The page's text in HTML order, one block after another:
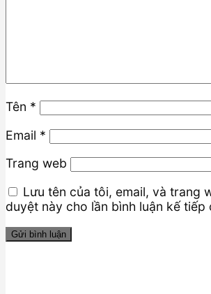
Tên *
Email *
Trang web
Lưu tên của tôi, email, và trang
duyệt này cho lần bình luận kế tiếp